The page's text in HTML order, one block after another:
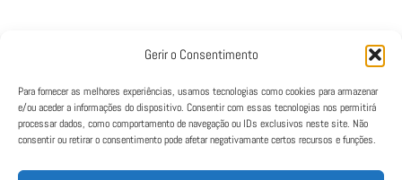
Gerir o Consentimento
Para fornecer as melhores experiências, usamos tecnologias como cookies para armazenar
e/ou aceder a informações do dispositivo. Consentir com essas tecnologias nos permitirá
processar dados, como comportamento de navegação ou IDs exclusivos neste site. Não
consentir ou retirar o consentimento pode afetar negativamante certos recursos e funções.